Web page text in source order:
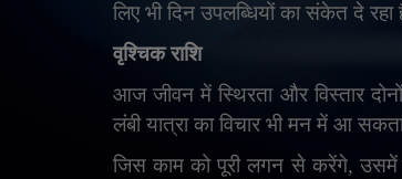
लिए भी दिन उपलब्धियों का संकेत दे रहा
वृश्चिक राशि
आज जीवन में स्थिरता और विस्तार
लंबी यात्रा का विचार भी मन में आ
जिस काम को पूरी लगन से करेंगे, उसमें